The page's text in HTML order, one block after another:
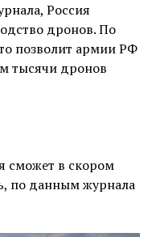
Россия
дронов. По
позволит армии РФ
тысячи дронов
сможет в скором
по данным журнала